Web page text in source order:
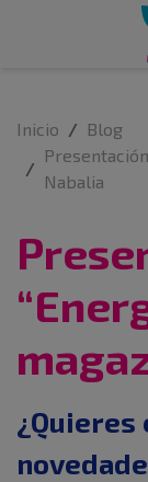
Inicio
Blog
Nabalia